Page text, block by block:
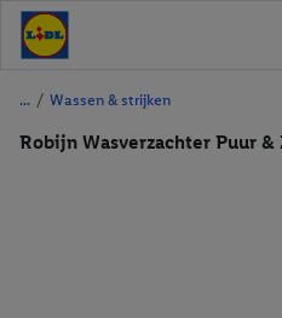
/ Wassen & strijken
Robijn Wasverzachter Puur &